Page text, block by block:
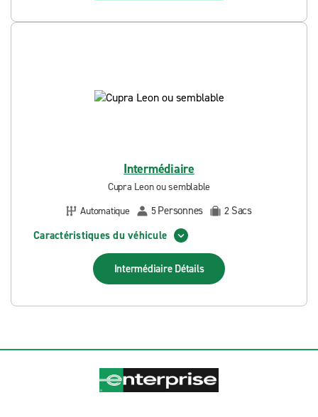
Intermédiaire
Cupra Leon ou semblable
Automatique
5Personnes 2 Sacs
Caractéristiques du véhicule
Intermédiaire Détails